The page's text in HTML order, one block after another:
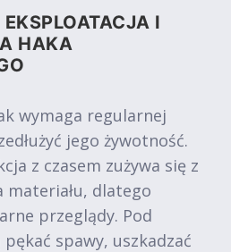
I
HAKA
wymaga regularnej
jego żywotność.
z czasem zużywa się z
materiału, dlatego
przeglądy. Pod
spawy, uszkadzać